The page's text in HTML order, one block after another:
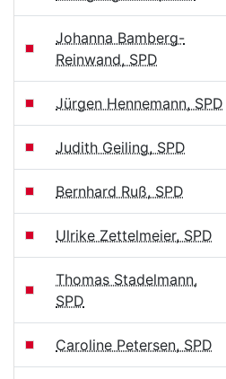
Johanna Bamberg-
Reinwand, SPD
Jürgen Hennemann, SPD
Judith Geiling, SPD
Bernhard Ruß, SPD
Ulrike Zettelmeier, SPD
Thomas Stadelmann,
SPD
Caroline Petersen, SPD